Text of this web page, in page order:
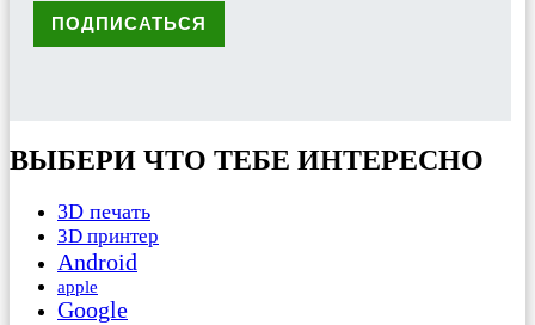
ВЫБЕРИ ЧТО ТЕБЕ ИНТЕРЕСНО
3D печать
3D принтер
Android
apple
Google